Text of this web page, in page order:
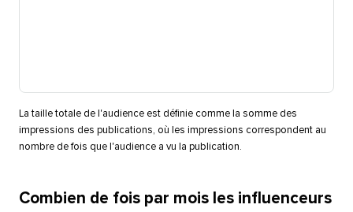
La taille totale de l'audience est définie comme la somme des
impressions des publications, où les impressions correspondent au
nombre de fois que l'audience a vu la publication.​​
Combien de fois par mois les influenceurs